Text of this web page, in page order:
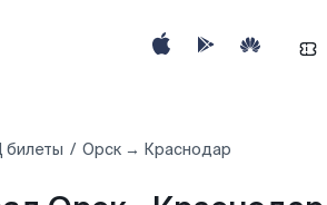
Орск → Краснодар